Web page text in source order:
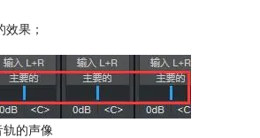
果；
轨的声像